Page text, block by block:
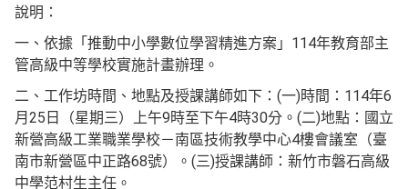
說明：
一、依據「推動中小學數位學習精進方案」114年教育部主
管高級中等學校實施計畫辦理。
二、工作坊時間、地點及授課講師如下：(一)時間：114年6
月25日（星期三）上午9時至下午4時30分。(二)地點：國立
新營高級工業職業學校－南區技術教學中心4樓會議室（臺
南市新營區中正路68號）。(三)授課講師：新竹市磐石高級
中學范村生主任。